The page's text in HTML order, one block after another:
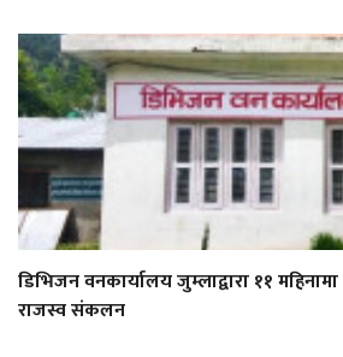
डिभिजन वनकार्यालय जुम्लाद्वारा ११
राजस्व संकलन